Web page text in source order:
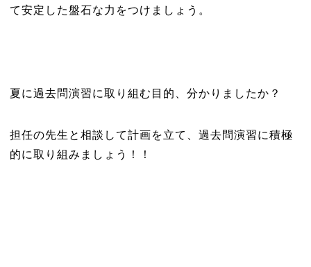
て安定した盤石な力をつけましょう。
夏に過去問演習に取り組む目的、分かりましたか？
担任の先生と相談して計画を立て、過去問演習に積極
的に取り組みましょう！！